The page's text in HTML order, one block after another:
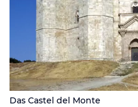
Das Castel del Monte